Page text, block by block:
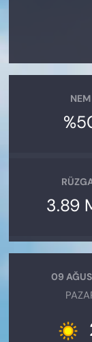
NEM
3.89
09
VAN VE